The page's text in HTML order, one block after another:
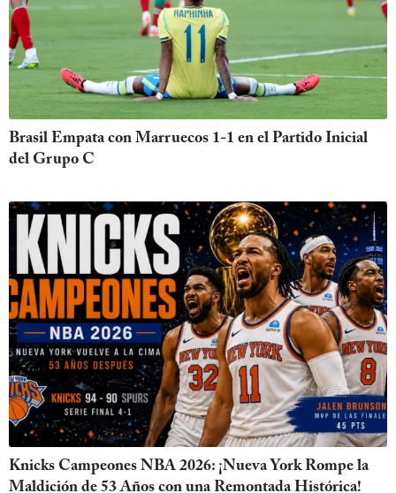
Brasil Empata con Marruecos 1-1 en el Partido Inicial
del Grupo C
Knicks Campeones NBA 2026: ¡Nueva York Rompe la
Maldición de 53 Años con una Remontada Histórica!